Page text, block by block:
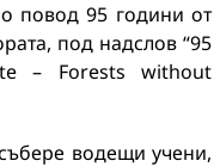
повод 95 години от
под надслов “95
– Forests without
водещи учени,